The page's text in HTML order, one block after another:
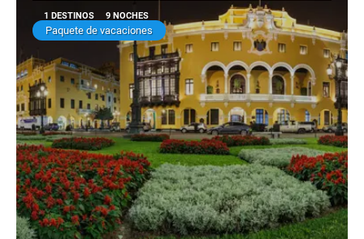
1 DESTINOS 9 NOCHES
Paquete de vacaciones